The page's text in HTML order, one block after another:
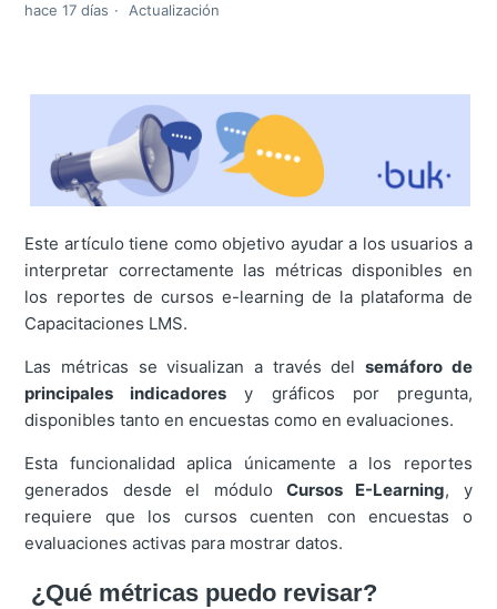
hace 17 días Actualización
Este artículo tiene como objetivo ayudar a los usuarios a
interpretar correctamente las métricas disponibles en
los reportes de cursos e-learning de la plataforma de
Capacitaciones LMS.
Las métricas se visualizan a través del semáforo de
principales indicadores y gráficos por pregunta,
disponibles tanto en encuestas como en evaluaciones.
Esta funcionalidad aplica únicamente a los reportes
generados desde el módulo Cursos E-Learning, y
requiere que los cursos cuenten con encuestas o
evaluaciones activas para mostrar datos.
¿Qué métricas puedo revisar?